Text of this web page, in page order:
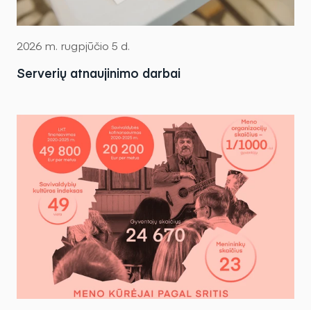
2026 m. rugpjūčio 5 d.
Serverių atnaujinimo darbai